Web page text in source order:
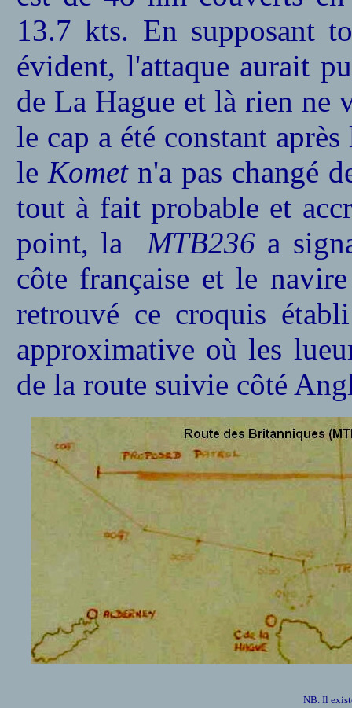
13.7 kts. En supposant
évident, l'attaque aurait
de La Hague et là rien ne
le cap a été constant
le Kometn'a pas changé
tout à fait probable et
point, la MTB236 a
côte française et le
retrouvé ce croquis
approximative où les
de la route suivie côté
NB. Il